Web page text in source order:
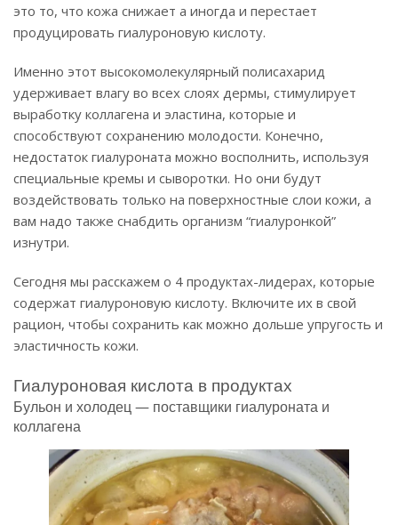
это то, что кожа снижает а иногда и перестает
продуцировать гиалуроновую кислоту.
Именно этот высокомолекулярный полисахарид
удерживает влагу во всех слоях дермы, стимулирует
выработку коллагена и эластина, которые и
способствуют сохранению молодости. Конечно,
недостаток гиалуроната можно восполнить, используя
специальные кремы и сыворотки. Но они будут
воздействовать только на поверхностные слои кожи, а
вам надо также снабдить организм “гиалуронкой”
изнутри.
Сегодня мы расскажем о 4 продуктах-лидерах, которые
содержат гиалуроновую кислоту. Включите их в свой
рацион, чтобы сохранить как можно дольше упругость и
эластичность кожи.
Гиалуроновая кислота в продуктах
Бульон и холодец — поставщики гиалуроната и
коллагена